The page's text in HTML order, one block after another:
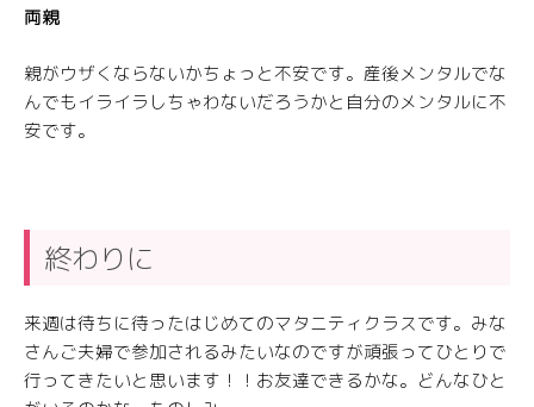
両親
親がウザくならないかちょっと不安です。産後メンタルでな
んでもイライラしちゃわないだろうかと自分のメンタルに不
安です。
終わりに
来週は待ちに待ったはじめてのマタニティクラスです。みな
さんご夫婦で参加されるみたいなのですが頑張ってひとりで
行ってきたいと思います！！お友達できるかな。どんなひと